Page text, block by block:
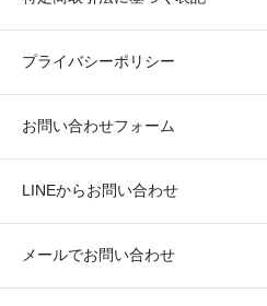
プライバシーポリシー
お問い合わせフォーム
LINEからお問い合わせ
メールでお問い合わせ